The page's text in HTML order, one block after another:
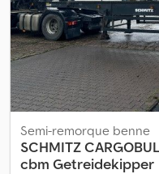
pour les clients des pays
charge de toutes les
plaques d’immatriculation
jusqu’au port. Tous les prix
prix bruts et incluent déjà la
Semi-remorque benne
SCHMITZ
cbm Getreidekipper